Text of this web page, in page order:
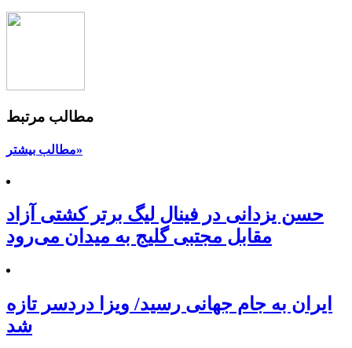
مطالب مرتبط
مطالب بیشتر»
حسن یزدانی در فینال لیگ برتر کشتی آزاد
مقابل مجتبی گلیج به میدان می‌رود
ایران به جام جهانی رسید/ ویزا دردسر تازه
شد